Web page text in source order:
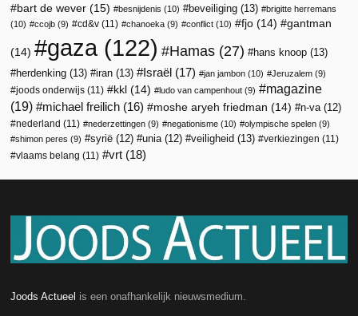
bart de wever (15) besnijdenis (10) beveiliging (13)
brigitte herremans
(10)
ccojb (9) cd&v (11) chanoeka (9) conflict (10) fjo (14) gantman
(14) gaza (122) Hamas (27) hans knoop (13)
herdenking (13) iran (13) Israël (17) jan jambon (10) Jeruzalem (9)
joods onderwijs (11) kkl (14) ludo van campenhout (9)
magazine
(19)
michael freilich (16) moshe aryeh friedman (14) n-va (12)
nederland (11) nederzettingen (9) negationisme (10) olympische spelen (9)
shimon peres (9) syrië (12) unia (12) veiligheid (13) verkiezingen (11)
vlaams belang (11) vrt (18)
Joods Actueel is een onafhankelijk nieuwsmedium.